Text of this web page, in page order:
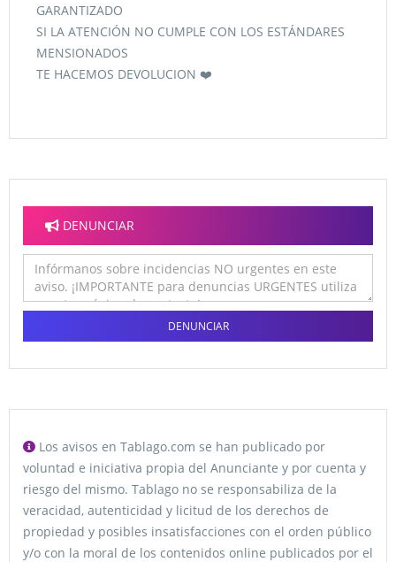
GARANTIZADO
SI LA ATENCIÓN NO CUMPLE CON LOS ESTÁNDARES
MENSIONADOS
TE HACEMOS DEVOLUCION ❤️
DENUNCIAR
DENUNCIAR
Los avisos en Tablago.com se han publicado por
voluntad e iniciativa propia del Anunciante y por cuenta y
riesgo del mismo. Tablago no se responsabiliza de la
veracidad, autenticidad y licitud de los derechos de
propiedad y posibles insatisfacciones con el orden público
y/o con la moral de los contenidos online publicados por el